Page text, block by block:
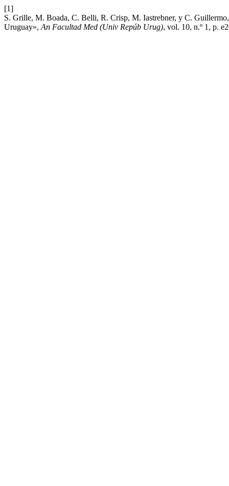
[1]
S. Grille, M. Boada, C. Belli, R. Crisp, M. Iastrebner, y C.
Uruguay», An Facultad Med (Univ Repúb Urug), vol. 10, n.º 1, p.